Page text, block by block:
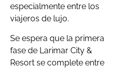
especialmente entre los
viajeros de lujo.
Se espera que la primera
fase de Larimar City &
Resort se complete entre